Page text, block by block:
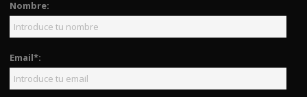
Nombre:
Email*: